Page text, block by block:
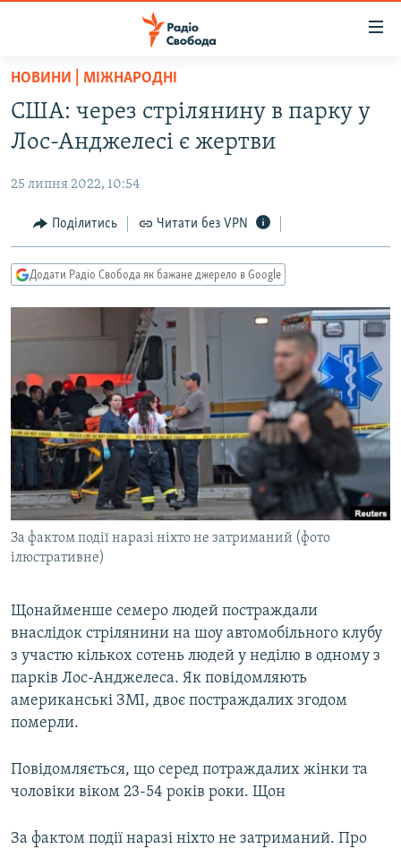
Перейти
основного
матеріалу
до
навігації
Перейти
до
ВСЕ ЗА ДОБУ
ПОЛІТИКА
ЕКОНОМІКА
КУЛЬТУРА
СВІТ
ВІЙНА
РОСІЙСЬКА «ФІЛЬТРАЦІЯ»
КРИМ.РЕАЛІЇ
КИТАЙ.ВИКЛИКИ
МУЛЬТИМЕДІА
ФОТО
СПЕЦПРОЄКТИ
ПОДКАСТИ
КРИМ РЕАЛІЇ
УКР
КТАТ
ДОЛУЧАЙСЯ!
НОВИНИ | МІЖНАРОДНІ
США: через стрілянину в парку у
Лос-Анджелесі є жертви
25 липня 2022, 10:54
Поділитись Читати без VPN
Додати Радіо Свобода як бажане джерело в Google
За фактом події наразі ніхто не затриманий (фото
ілюстративне)
Щонайменше семеро людей постраждали
внаслідок стрілянини на шоу автомобільного клубу
з участю кількох сотень людей у неділю в одному з
парків Лос-Анджелеса. Як повідомляють
американські ЗМІ, двоє постраждалих згодом
померли.
Повідомляється, що серед потраждалих жінки та
чоловіки віком 23-54 років роки. Щон
За фактом події наразі ніхто не затриманий. Про